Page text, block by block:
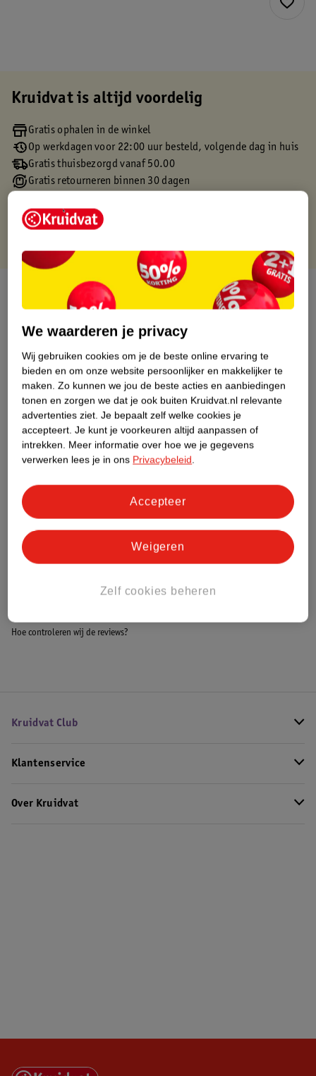
Kruidvat is altijd voordelig
Gratis ophalen in de winkel
Op werkdagen voor 22:00 uur besteld, volgende dag in huis
Gratis thuisbezorgd vanaf 50.00
Gratis retourneren binnen 30 dagen
Over dit product
Productinformatie
Etiketinformatie
Nature Impact Score
Dit product heeft (nog) geen Nature
Impact Score.
Meer informatie
Bestel & Bezorginformatie
Bekijk ook
Alle Krullenverzorging
Hoe controleren wij de reviews?
Kruidvat Club
Klantenservice
Over Kruidvat
We waarderen je privacy
Wij gebruiken cookies om je de beste online ervaring te
bieden en om onze website persoonlijker en makkelijker te
maken. Zo kunnen we jou de beste acties en aanbiedingen
tonen en zorgen we dat je ook buiten Kruidvat.nl relevante
advertenties ziet. Je bepaalt zelf welke cookies je
accepteert. Je kunt je voorkeuren altijd aanpassen of
intrekken. Meer informatie over hoe we je gegevens
verwerken lees je in ons Privacybeleid.
Zelf cookies beheren
Weigeren
Accepteer